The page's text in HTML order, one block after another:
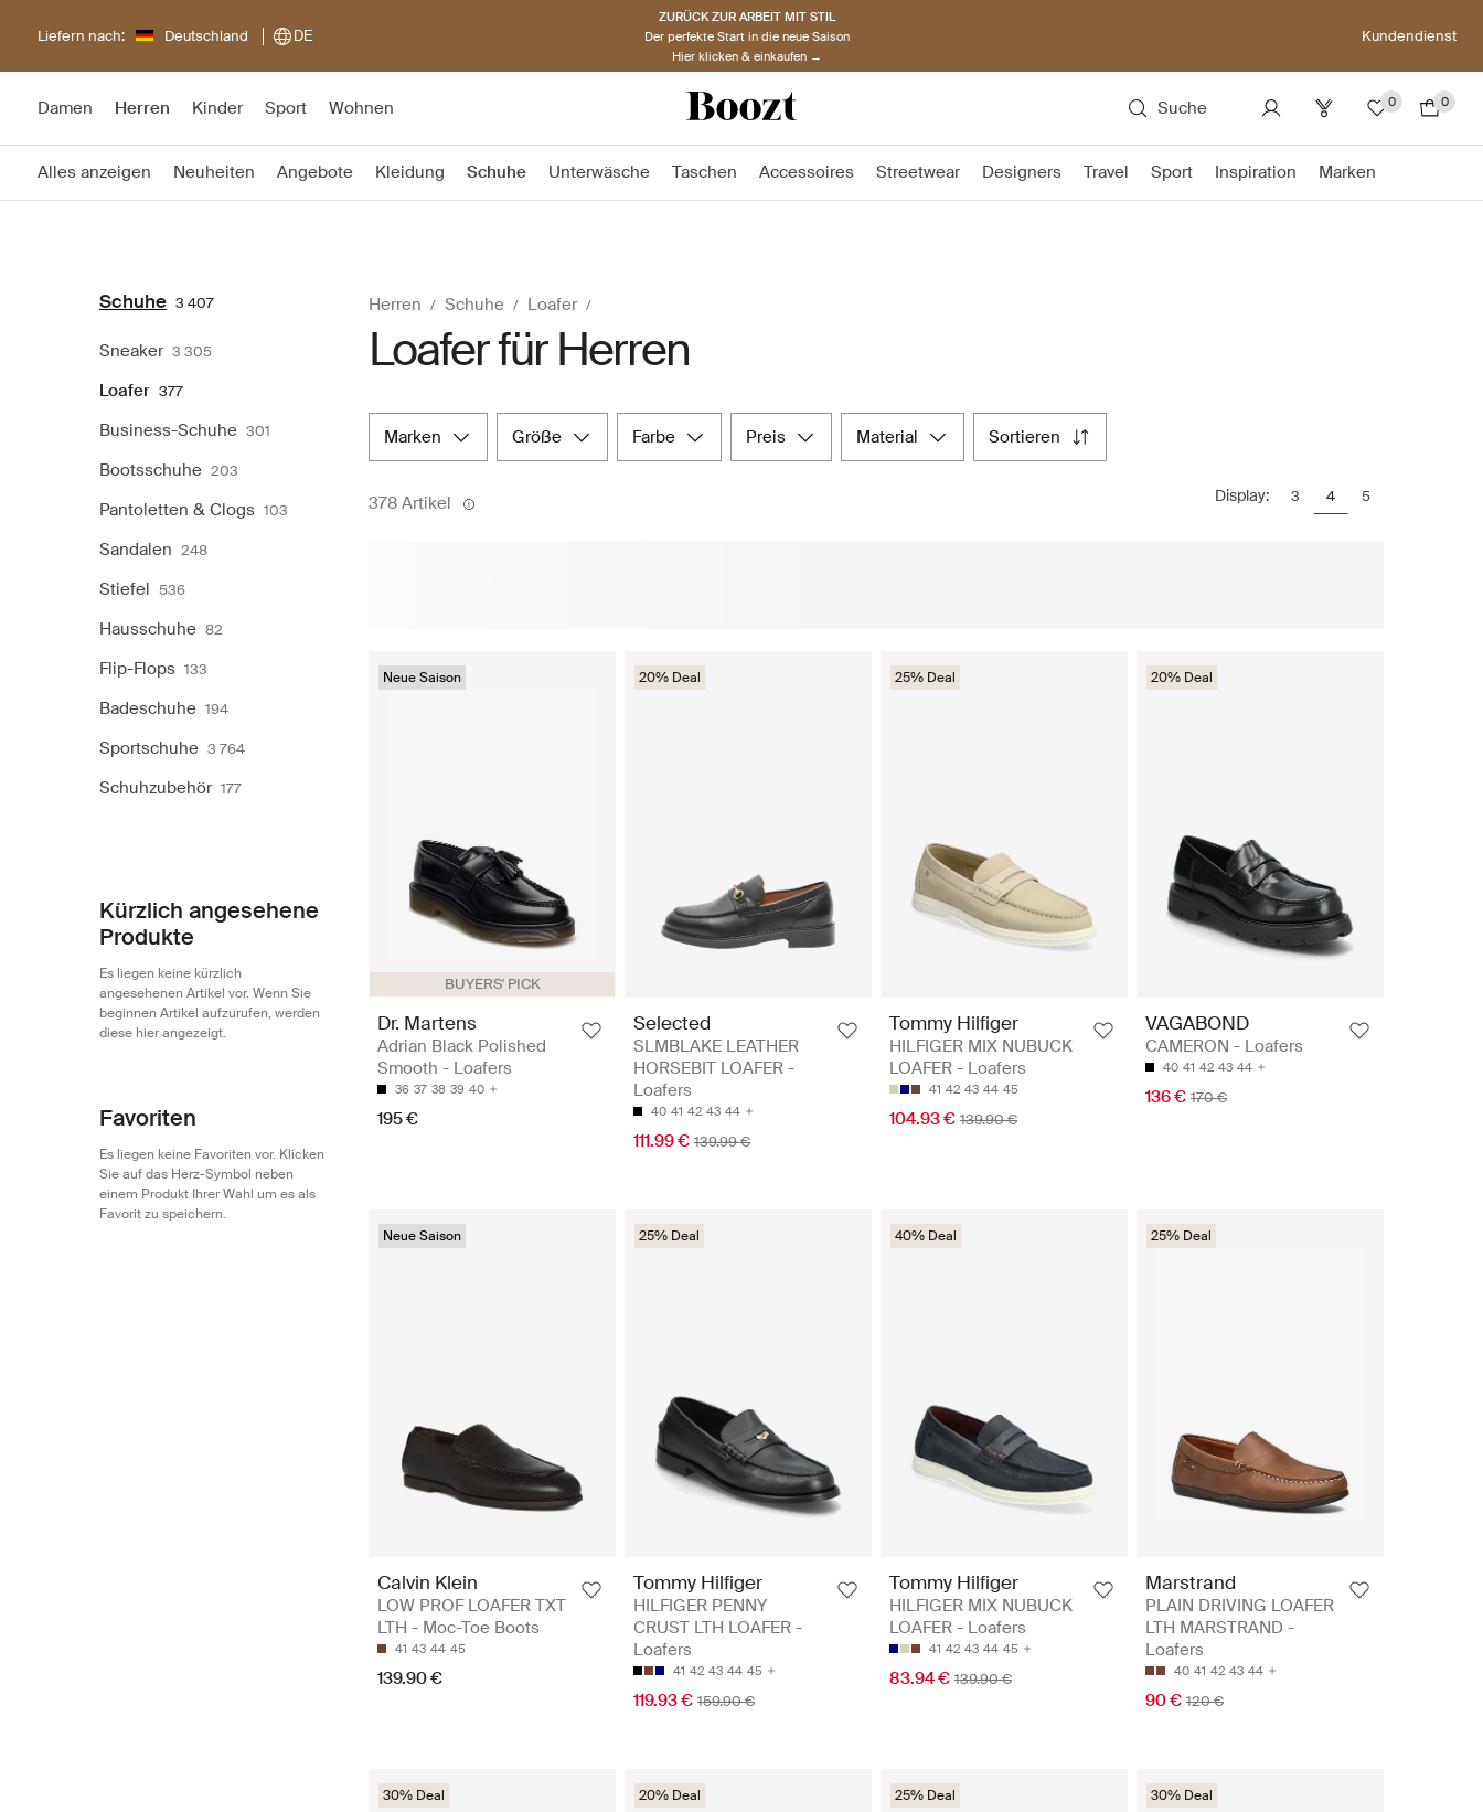
Liefern nach: Deutschland DE
ZURÜCK ZUR ARBEIT MIT STIL
Der perfekte Start in die neue Saison
Hier klicken & einkaufen →
Kundendienst
Damen Herren Kinder Sport Wohnen Suche 0 0
Alles anzeigen Neuheiten Angebote Kleidung Schuhe Unterwäsche Taschen Accessoires Streetwear Designers Travel Sport Inspiration Marken
Schuhe 3 407
Sneaker 3 305
Loafer 377
Business-Schuhe 301
Bootsschuhe 203
Pantoletten & Clogs 103
Sandalen 248
Stiefel 536
Hausschuhe 82
Flip-Flops 133
Badeschuhe 194
Sportschuhe 3 764
Schuhzubehör 177
Kürzlich angesehene
Produkte
Es liegen keine kürzlich
angesehenen Artikel vor. Wenn Sie
beginnen Artikel aufzurufen, werden
diese hier angezeigt.
Favoriten
Es liegen keine Favoriten vor. Klicken
Sie auf das Herz-Symbol neben
einem Produkt Ihrer Wahl um es als
Favorit zu speichern.
Herren Schuhe Loafer
Loafer für Herren
marken größe farbe preis material sortieren
378 Artikel Display: 3 4 5
BUYERS' PICK
Neue Saison
Dr. Martens
Adrian Black Polished
Smooth - Loafers
36 37 38 39 40
195 €
20% Deal
Selected
SLMBLAKE LEATHER
HORSEBIT LOAFER -
Loafers
40 41 42 43 44
111.99 € 139.99 €
25% Deal
Tommy Hilfiger
HILFIGER MIX NUBUCK
LOAFER - Loafers
41 42 43 44 45
104.93 € 139.90 €
20% Deal
VAGABOND
CAMERON - Loafers
40 41 42 43 44
136 € 170 €
Neue Saison
Calvin Klein
LOW PROF LOAFER TXT
LTH - Moc-Toe Boots
41 43 44 45
139.90 €
25% Deal
Tommy Hilfiger
HILFIGER PENNY
CRUST LTH LOAFER -
Loafers
41 42 43 44 45
119.93 € 159.90 €
40% Deal
Tommy Hilfiger
HILFIGER MIX NUBUCK
LOAFER - Loafers
41 42 43 44 45
83.94 € 139.90 €
25% Deal
Marstrand
PLAIN DRIVING LOAFER
LTH MARSTRAND -
Loafers
40 41 42 43 44
90 € 120 €
30% Deal 20% Deal 25% Deal 30% Deal